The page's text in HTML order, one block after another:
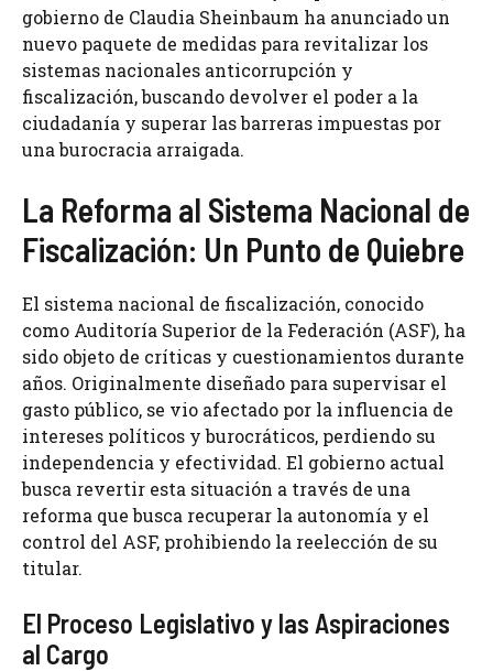
gobierno de Claudia Sheinbaum ha anunciado un
nuevo paquete de medidas para revitalizar los
sistemas nacionales anticorrupción y
fiscalización, buscando devolver el poder a la
ciudadanía y superar las barreras impuestas por
una burocracia arraigada.
La Reforma al Sistema Nacional de
Fiscalización: Un Punto de Quiebre
El sistema nacional de fiscalización, conocido
como Auditoría Superior de la Federación (ASF), ha
sido objeto de críticas y cuestionamientos durante
años. Originalmente diseñado para supervisar el
gasto público, se vio afectado por la influencia de
intereses políticos y burocráticos, perdiendo su
independencia y efectividad. El gobierno actual
busca revertir esta situación a través de una
reforma que busca recuperar la autonomía y el
control del ASF, prohibiendo la reelección de su
titular.
El Proceso Legislativo y las Aspiraciones
al Cargo